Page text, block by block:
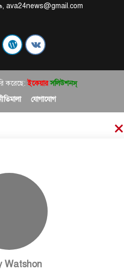
ava24news@gmail.com
করেছে:ইকেয়ার সলিউশনস্
যোগাযোগ
Watshon